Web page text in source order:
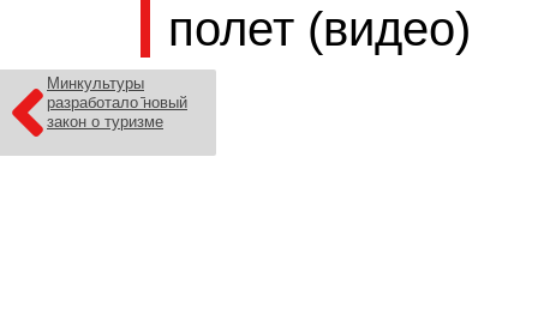
Минкультуры
разработало новый
закон о туризме
полет (видео)